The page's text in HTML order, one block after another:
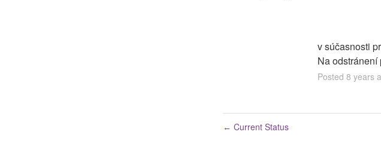
v súčasnosti
Na odstránení
Posted 8 years
← Current Status